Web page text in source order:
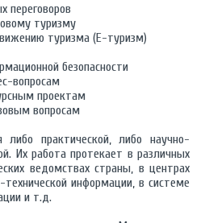
переговоров
туризму
туризма (Е-туризм)
безопасности
вопросам
проектам
вопросам
либо практической, либо научно-
Их работа протекает в различных
ведомствах страны, в центрах
технической информации, в системе
и т.д.